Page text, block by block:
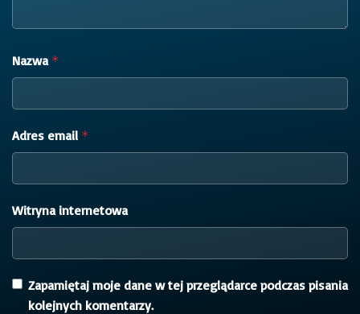
Nazwa *
Adres email *
Witryna internetowa
Zapamiętaj moje dane w tej przeglądarce podczas pisania
kolejnych komentarzy.